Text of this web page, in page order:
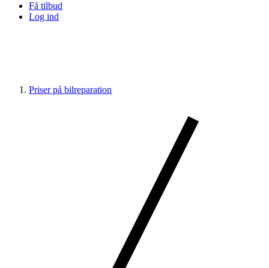
Få tilbud
Log ind
Priser på bilreparation